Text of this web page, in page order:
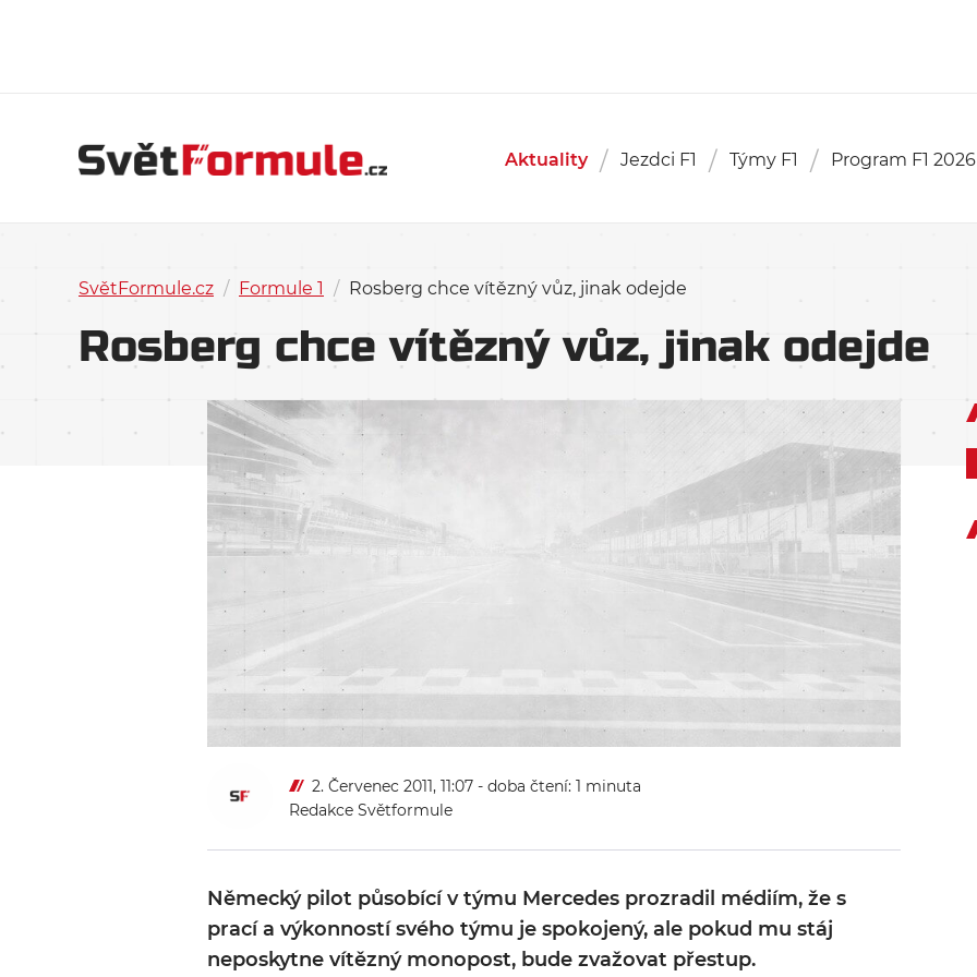
Aktuality Jezdci F1 Týmy F1 Program F1 2026
SvětFormule.cz / Formule 1 / Rosberg chce vítězný vůz, jinak odejde
Rosberg chce vítězný vůz, jinak odejde
2. Červenec 2011, 11:07 - doba čtení: 1 minuta
Redakce Světformule
Německý pilot působící v týmu Mercedes prozradil médiím, že s
prací a výkonností svého týmu je spokojený, ale pokud mu stáj
neposkytne vítězný monopost, bude zvažovat přestup.